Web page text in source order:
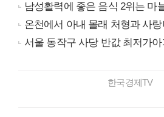
남성활력에 좋은 음식 2위는 마
온천에서 아내 몰래 처형과 사
서울 동작구 사당 반값 최저가
한국경제TV